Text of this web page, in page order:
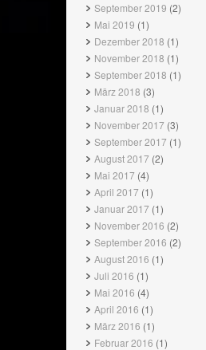
September 2019 (2)
Mai 2019 (1)
Dezember 2018 (1)
November 2018 (1)
September 2018 (1)
März 2018 (3)
Januar 2018 (1)
November 2017 (3)
September 2017 (1)
August 2017 (2)
Mai 2017 (4)
April 2017 (1)
Januar 2017 (1)
November 2016 (2)
September 2016 (2)
August 2016 (1)
Juli 2016 (1)
Mai 2016 (4)
April 2016 (1)
März 2016 (1)
Februar 2016 (1)